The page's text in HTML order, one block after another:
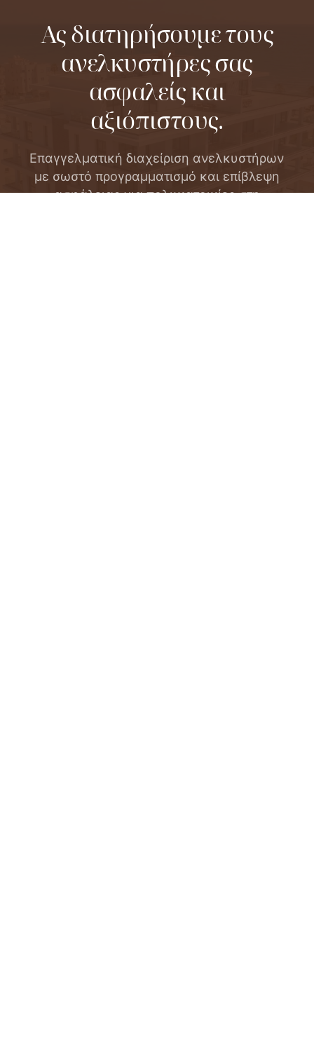
Ας διατηρήσουμε τους
ανελκυστήρες σας
ασφαλείς και
αξιόπιστους.
Επαγγελματική διαχείριση ανελκυστήρων
με σωστό προγραμματισμό και επίβλεψη
ασφάλειας για πολυκατοικίες στη